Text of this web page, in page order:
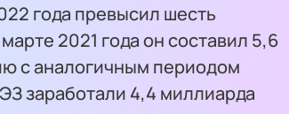
года превысил шесть
2021 года он составил 5,6
с аналогичным периодом
заработали 4,4 миллиарда